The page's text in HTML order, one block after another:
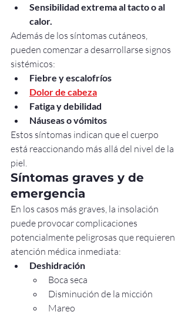
Sensibilidad extrema al tacto o al
calor.
Además de los síntomas cutáneos,
pueden comenzar a desarrollarse signos
sistémicos:
Fiebre y escalofríos
Dolor de cabeza
Fatiga y debilidad
Náuseas o vómitos
Estos síntomas indican que el cuerpo
está reaccionando más allá del nivel de la
piel.
Síntomas graves y de
emergencia
En los casos más graves, la insolación
puede provocar complicaciones
potencialmente peligrosas que requieren
atención médica inmediata:
Deshidración
Boca seca
Disminución de la micción
Mareo